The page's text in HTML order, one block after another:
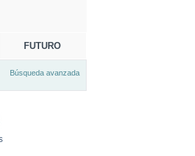
FUTURO
Búsqueda avanzada